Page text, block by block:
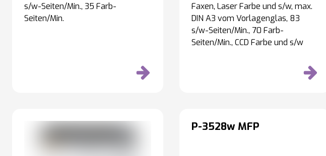
s/w-Seiten/Min., 35 Farb-
Seiten/Min.
Faxen, Laser Farbe und s/w, max.
DIN A3 vom Vorlagenglas, 83
s/w-Seiten/Min., 70 Farb-
Seiten/Min., CCD Farbe und s/w
P-3528w MFP